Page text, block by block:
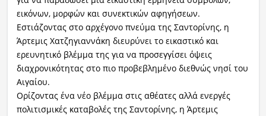
εικόνων, μορφών και συνεκτικών αφηγήσεων.
Εστιάζοντας στο αρχέγονο πνεύμα της Σαντορίνης, η
Άρτεμις Χατζηγιαννάκη διευρύνει το εικαστικό και
ερευνητικό βλέμμα της για να προσεγγίσει όψεις
διαχρονικότητας στο πιο προβεβλημένο διεθνώς νησί του
Αιγαίου.
Ορίζοντας ένα νέο βλέμμα στις αθέατες αλλά ενεργές
πολιτισμικές καταβολές της Σαντορίνης, η Άρτεμις